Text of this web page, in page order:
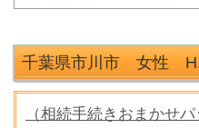
千葉県市川市 女性
（相続手続きおまかせパ